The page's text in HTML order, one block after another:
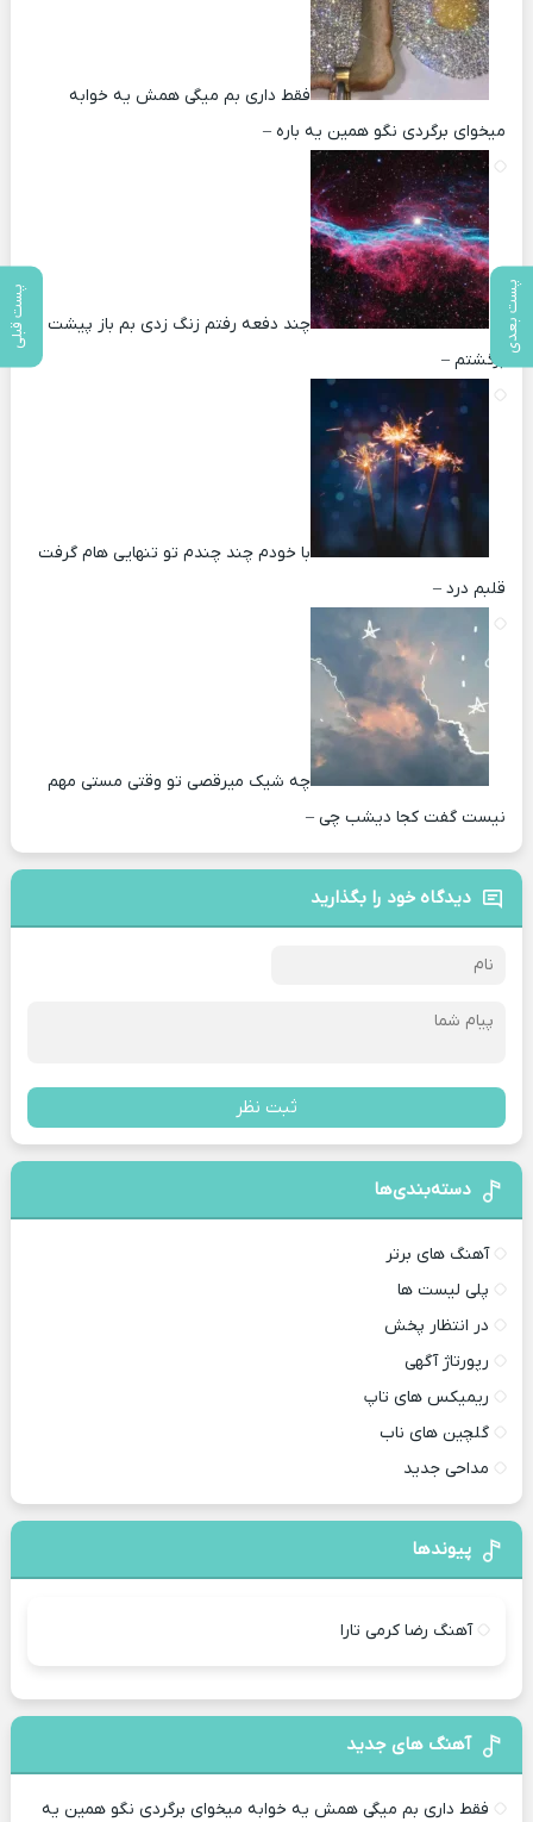
پست بعدی پست قبلی
فقط داری بم میگی همش یه خوابه
میخوای برگردی نگو همین یه باره –
چند دفعه رفتم زنگ زدی بم باز پیشت
برگشتم –
با خودم چند چندم تو تنهایی هام گرفت
قلبم درد –
چه شیک میرقصی تو وقتی مستی مهم
نیست گفت کجا دیشب چی –
دیدگاه خود را بگذارید
ثبت نظر
دسته‌بندی‌ها
آهنگ های برتر
پلی لیست ها
در انتظار پخش
رپورتاژ آگهی
ریمیکس های تاپ
گلچین های ناب
مداحی جدید
پیوندها
آهنگ رضا کرمی تارا
آهنگ های جدید
فقط داری بم میگی همش یه خوابه میخوای برگردی نگو همین یه